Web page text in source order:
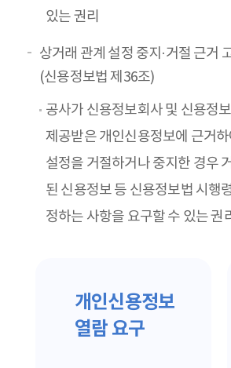
있는 권리
상거래 관계 설정 중지·거절 근거
(신용정보법 제36조)
공사가 신용정보회사 및 신용정
제공받은 개인신용정보에 근거하
설정을 거절하거나 중지한 경우
된 신용정보 등 신용정보법 시행
정하는 사항을 요구할 수 있는 권
개인신용정보
열람 요구